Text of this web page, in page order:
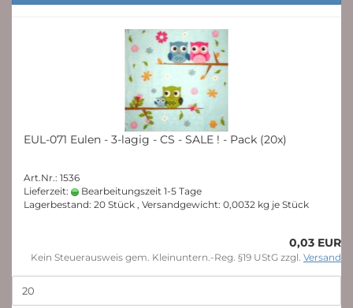
EUL-071 Eulen - 3-lagig - CS - SALE ! - Pack (20x)
Art.Nr.: 1536
Lieferzeit:
Bearbeitungszeit 1-5 Tage
Lagerbestand: 20 Stück , Versandgewicht: 0,0032 kg je Stück
0,03 EUR
Kein Steuerausweis gem. Kleinuntern.-Reg. §19 UStG zzgl. Versand